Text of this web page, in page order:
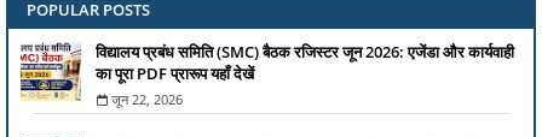
POPULAR POSTS
विद्यालय प्रबंध समिति (SMC) बैठक रजिस्टर जून 2026: एजेंडा और कार्यवाही
का पूरा PDF प्रारूप यहाँ देखें
जून 22, 2026